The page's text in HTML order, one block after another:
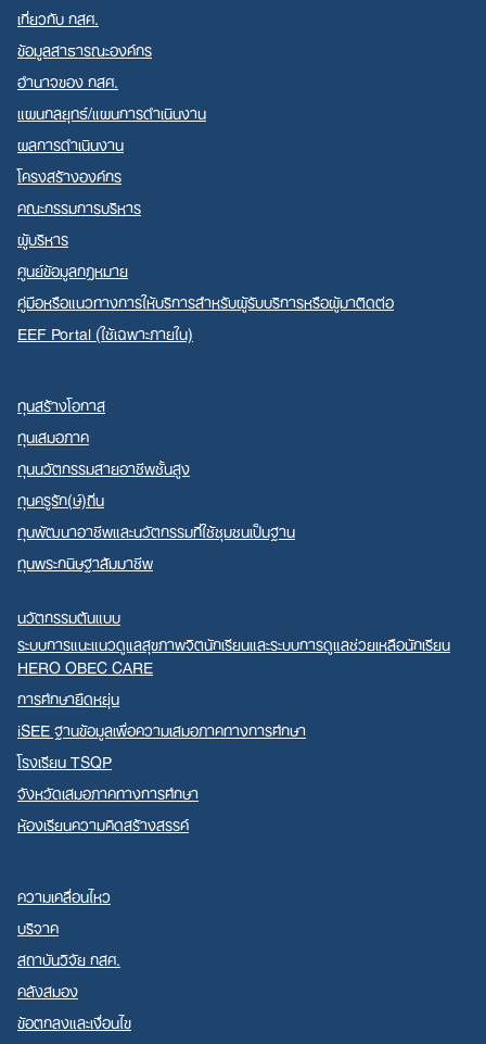
เกี่ยวกับ กสศ.
ข้อมูลสาธารณะองค์กร
อำนาจของ กสศ.
แผนกลยุทธ์/แผนการดำเนินงาน
ผลการดำเนินงาน
โครงสร้างองค์กร
คณะกรรมการบริหาร
ผู้บริหาร
ศูนย์ข้อมูลกฎหมาย
คู่มือหรือแนวทางการให้บริการสำหรับผู้รับบริการหรือผู้มาติดต่อ
EEF Portal (ใช้เฉพาะภายใน)
ทุนสร้างโอกาส
ทุนเสมอภาค
ทุนนวัตกรรมสายอาชีพชั้นสูง
ทุนครูรัก(ษ์)ถิ่น
ทุนพัฒนาอาชีพและนวัตกรรมที่ใช้ชุมชนเป็นฐาน
ทุนพระกนิษฐาสัมมาชีพ
นวัตกรรมต้นแบบ
ระบบการแนะแนวดูแลสุขภาพจิตนักเรียนและระบบการดูแลช่วยเหลือนักเรียน
HERO OBEC CARE
การศึกษายืดหยุ่น
iSEE ฐานข้อมูลเพื่อความเสมอภาคทางการศึกษา
โรงเรียน TSQP
จังหวัดเสมอภาคทางการศึกษา
ห้องเรียนความคิดสร้างสรรค์
ความเคลื่อนไหว
บริจาค
สถาบันวิจัย กสศ.
คลังสมอง
ข้อตกลงและเงื่อนไข